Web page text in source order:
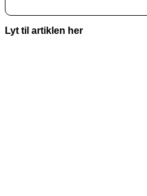
Lyt til artiklen her